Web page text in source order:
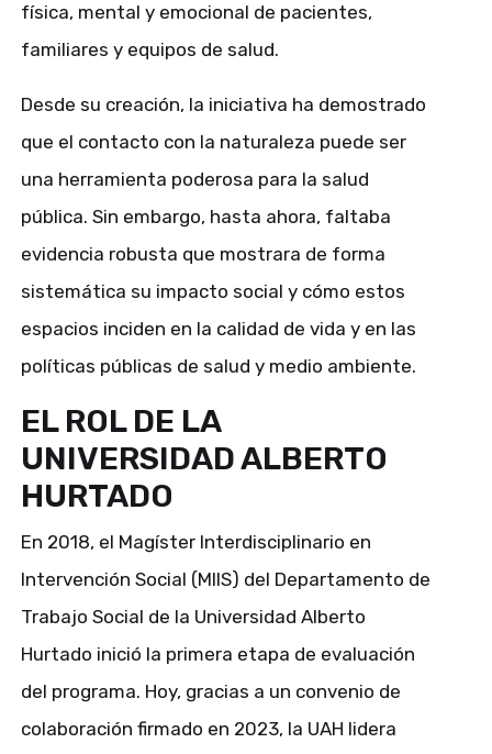
física, mental y emocional de pacientes,
familiares y equipos de salud.
Desde su creación, la iniciativa ha demostrado
que el contacto con la naturaleza puede ser
una herramienta poderosa para la salud
pública. Sin embargo, hasta ahora, faltaba
evidencia robusta que mostrara de forma
sistemática su impacto social y cómo estos
espacios inciden en la calidad de vida y en las
políticas públicas de salud y medio ambiente.
EL ROL DE LA
UNIVERSIDAD ALBERTO
HURTADO
En 2018, el Magíster Interdisciplinario en
Intervención Social (MIIS) del Departamento de
Trabajo Social de la Universidad Alberto
Hurtado inició la primera etapa de evaluación
del programa. Hoy, gracias a un convenio de
colaboración firmado en 2023, la UAH lidera